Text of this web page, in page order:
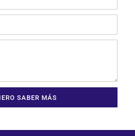
SABER MÁS